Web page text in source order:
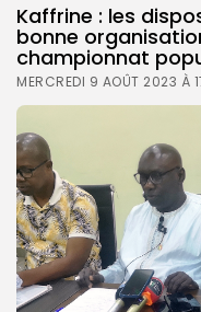
Kaffrine : les
bonne
championnat
MERCREDI 9 AOÛT 2023 À